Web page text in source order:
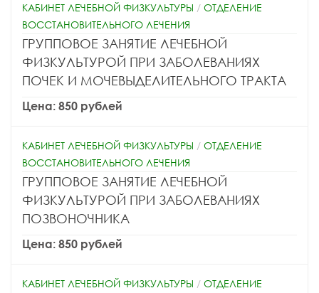
КАБИНЕТ ЛЕЧЕБНОЙ ФИЗКУЛЬТУРЫ / ОТДЕЛЕНИЕ
ВОССТАНОВИТЕЛЬНОГО ЛЕЧЕНИЯ
ГРУППОВОЕ ЗАНЯТИЕ ЛЕЧЕБНОЙ
ФИЗКУЛЬТУРОЙ ПРИ ЗАБОЛЕВАНИЯХ
ПОЧЕК И МОЧЕВЫДЕЛИТЕЛЬНОГО ТРАКТА
Цена: 850 рублей
КАБИНЕТ ЛЕЧЕБНОЙ ФИЗКУЛЬТУРЫ / ОТДЕЛЕНИЕ
ВОССТАНОВИТЕЛЬНОГО ЛЕЧЕНИЯ
ГРУППОВОЕ ЗАНЯТИЕ ЛЕЧЕБНОЙ
ФИЗКУЛЬТУРОЙ ПРИ ЗАБОЛЕВАНИЯХ
ПОЗВОНОЧНИКА
Цена: 850 рублей
КАБИНЕТ ЛЕЧЕБНОЙ ФИЗКУЛЬТУРЫ / ОТДЕЛЕНИЕ